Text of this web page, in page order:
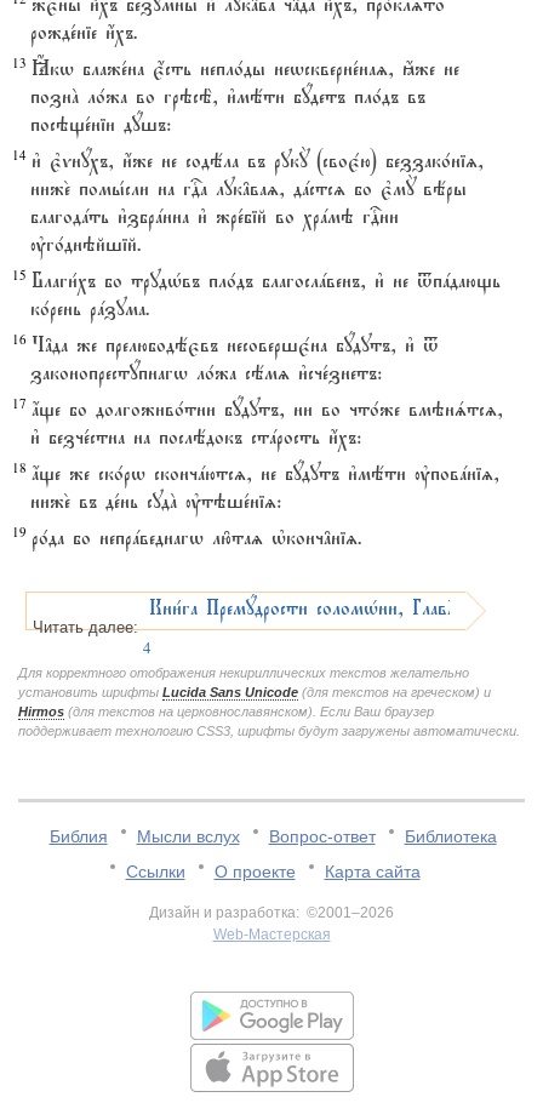
рожде1ніе и4хъ.
13 Ћкw блаже1на є4сть непло1ды неwскверне1наz, ћже не
познA ло1жа во грэсЁ, и3мёти бyдетъ пло1дъ въ
посэще1ніи дyшъ:
14 и3 є3vнyхъ, и4же не содёла въ рукY (своє1ю) беззако1ніz,
ниже2 помы1сли на гDа лук†ваz, дaстсz бо є3мY вёры
благодaть и3збрaнна и3 жре1бій во хрaмэ гDни
ўго1днэйшій.
15 Благи1хъ бо трудHвъ пло1дъ благослaвенъ, и3 не tпaдающь
ко1рень рaзума.
16 Ч†да же прелюбодёєвъ несовершє1на бyдутъ, и3 t
законопрестyпнагw ло1жа сёмz и3сче1знетъ:
17 ѓще бо долгоживо1тни бyдутъ, ни во что1же вмэнsтсz,
и3 безче1стна на послёдокъ стaрость и4хъ:
18 ѓще же ско1рw скончaютсz, не бyдутъ и3мёти ўповaніz,
ниже2 въ де1нь судA ўтэше1ніz:
19 ро1да бо непрaведнагw лю6таz њконч†ніz.
Читать далее:
Кни1га Премyдрости соломHни, ГлавA
4
Для корректного отображения некириллических текстов желательно
установить шрифты Lucida Sans Unicode (для текстов на греческом) и
Hirmos (для текстов на церковнославянском). Если Ваш браузер
поддерживает технологию CSS3, шрифты будут загружены автоматически.
Библия Мысли вслух Вопрос-ответ
Библиотека
Ссылки
О проекте Карта сайта
Дизайн и разработка: ©2001–2026
Web-Мастерская